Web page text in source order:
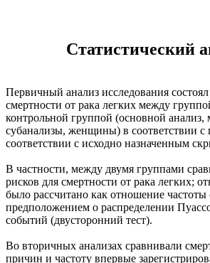
Статистический
Первичный анализ исследования
смертности от рака легких между
контрольной группой (основной
субанализы, женщины) в соответствии
соответствии с исходно назначенным
В частности, между двумя группами
рисков для смертности от рака легких;
было рассчитано как отношение
предположением о распределении
событий (двусторонний тест).
Во вторичных анализах сравнивали
причин и частоту впервые